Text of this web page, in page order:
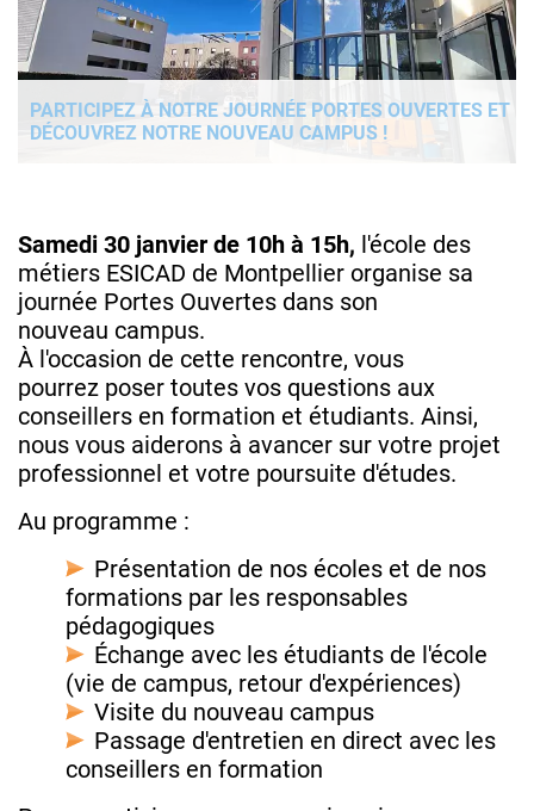
PARTICIPEZ À NOTRE JOURNÉE PORTES OUVERTES ET
DÉCOUVREZ NOTRE NOUVEAU CAMPUS !
Samedi 30 janvier de 10h à 15h, l'école des
métiers ESICAD de Montpellier organise sa
journée Portes Ouvertes dans son
nouveau campus.
À l'occasion de cette rencontre, vous
pourrez poser toutes vos questions aux
conseillers en formation et étudiants. Ainsi,
nous vous aiderons à avancer sur votre projet
professionnel et votre poursuite d'études.
Au programme :
Présentation de nos écoles et de nos
formations par les responsables
pédagogiques
Échange avec les étudiants de l'école
(vie de campus, retour d'expériences)
Visite du nouveau campus
Passage d'entretien en direct avec les
conseillers en formation